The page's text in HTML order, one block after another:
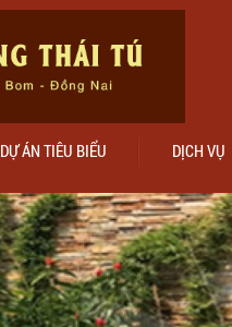
DỰ ÁN TIÊU BIỂU DỊCH VỤ